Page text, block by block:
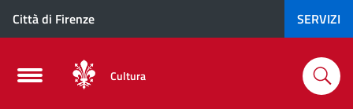
Città di Firenze SERVIZI
Cultura